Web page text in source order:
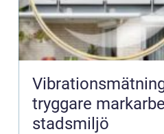
tryggare
stadsmiljö